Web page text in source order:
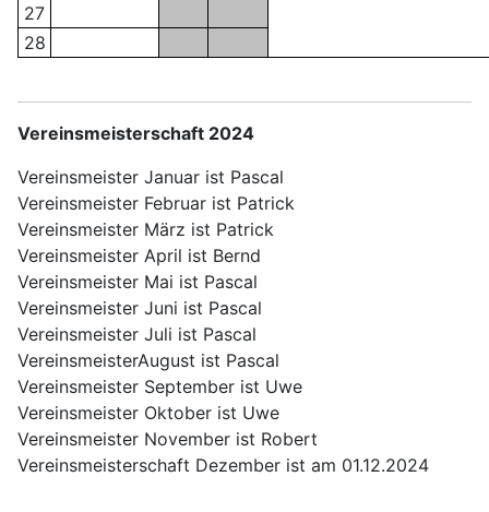
27
28
Vereinsmeisterschaft 2024
Vereinsmeister Januar ist Pascal
Vereinsmeister Februar ist Patrick
Vereinsmeister März ist Patrick
Vereinsmeister April ist Bernd
Vereinsmeister Mai ist Pascal
Vereinsmeister Juni ist Pascal
Vereinsmeister Juli ist Pascal
VereinsmeisterAugust ist Pascal
Vereinsmeister September ist Uwe
Vereinsmeister Oktober ist Uwe
Vereinsmeister November ist Robert
Vereinsmeisterschaft Dezember ist am 01.12.2024